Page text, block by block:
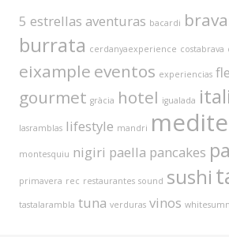
5 estrellas aventuras bacardi
burrata cerdanyaexperience costabrava
eixample eventos experiencias
gourmet gràcia hotel igualada
lasramblas lifestyle mandri
montesquiu nigiri paella pancakes
primavera rec restaurantes sound sushi
tastalarambla tuna verduras vinos